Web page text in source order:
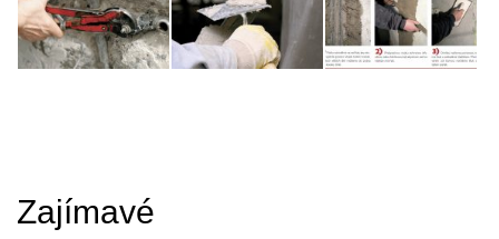
Zajímavé